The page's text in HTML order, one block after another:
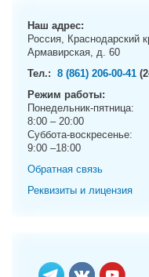
Наш адрес:
Россия, Краснодарский
Армавирская, д. 60
Тел.: 8 (861) 206-00-41
Режим работы:
Понедельник-пятница:
8:00 – 20:00
Суббота-воскресенье:
9:00 –18:00
Обратная связь
Реквизиты и лицензия